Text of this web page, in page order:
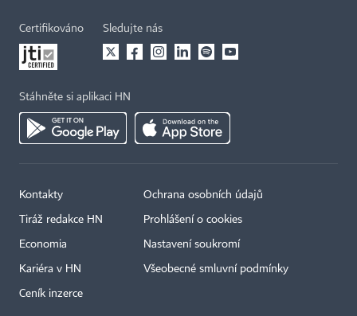
Certifikováno Sledujte nás
Stáhněte si aplikaci HN
Kontakty
Tiráž redakce HN
Economia
Kariéra v HN
Ceník inzerce
Ochrana osobních údajů
Prohlášení o cookies
Nastavení soukromí
Všeobecné smluvní podmínky